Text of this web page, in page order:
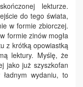
lekturze.
do tego świata,
w formie zbiorczej.
formie zinów mogła
z krótką opowiastką
lektury. Myślę, że
jako już szyszkofan
wydaniu, to